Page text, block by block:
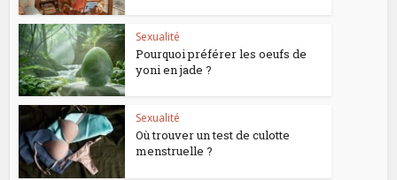
Sexualité
Pourquoi préférer les oeufs de
yoni en jade ?
Sexualité
Où trouver un test de culotte
menstruelle ?